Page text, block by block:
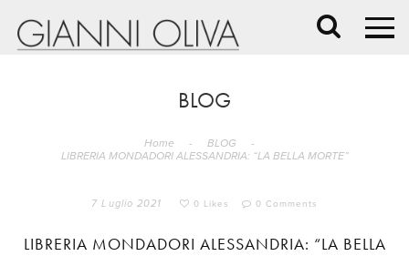
BLOG
Home - BLOG
-
LIBRERIA MONDADORI ALESSANDRIA: “LA BELLA MORTE”
7 Luglio 2021 0 Likes 0 Comments
LIBRERIA MONDADORI ALESSANDRIA: “LA BELLA